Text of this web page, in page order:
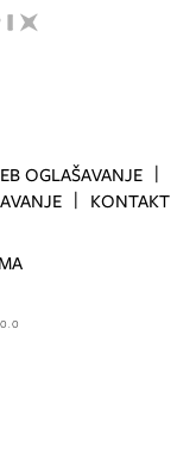
OGLAŠAVANJE
KONTAKT